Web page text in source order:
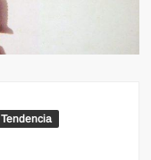
Tendencia